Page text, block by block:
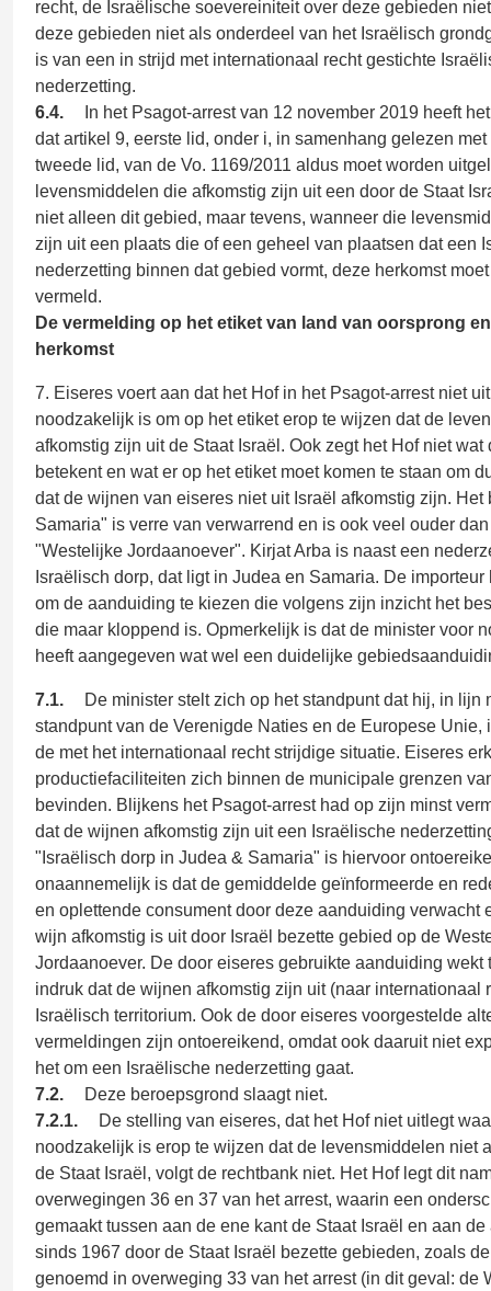
recht, de Israëlische soevereiniteit over deze gebieden
deze gebieden niet als onderdeel van het Israëlisch
is van een in strijd met internationaal recht gestichte
nederzetting.
6.4.
In het Psagot-arrest van 12 november 2019 heeft
dat artikel 9, eerste lid, onder i, in samenhang gelezen
tweede lid, van de Vo. 1169/2011 aldus moet worden
levensmiddelen die afkomstig zijn uit een door de Staat
niet alleen dit gebied, maar tevens, wanneer die
zijn uit een plaats die of een geheel van plaatsen dat een
nederzetting binnen dat gebied vormt, deze herkomst
vermeld.
De vermelding op het etiket van land van oorsprong
herkomst
7. Eiseres voert aan dat het Hof in het Psagot-arrest niet
noodzakelijk is om op het etiket erop te wijzen dat de
afkomstig zijn uit de Staat Israël. Ook zegt het Hof niet wat
betekent en wat er op het etiket moet komen te staan om
dat de wijnen van eiseres niet uit Israël afkomstig zijn. Het
Samaria" is verre van verwarrend en is ook veel ouder
"Westelijke Jordaanoever". Kirjat Arba is naast een
Israëlisch dorp, dat ligt in Judea en Samaria. De
om de aanduiding te kiezen die volgens zijn inzicht het
die maar kloppend is. Opmerkelijk is dat de minister voor
heeft aangegeven wat wel een duidelijke
7.1.
De minister stelt zich op het standpunt dat hij, in lijn
standpunt van de Verenigde Naties en de Europese Unie,
de met het internationaal recht strijdige situatie. Eiseres
productiefaciliteiten zich binnen de municipale grenzen
bevinden. Blijkens het Psagot-arrest had op zijn minst
dat de wijnen afkomstig zijn uit een Israëlische
"Israëlisch dorp in Judea & Samaria" is hiervoor
onaannemelijk is dat de gemiddelde geïnformeerde en
en oplettende consument door deze aanduiding verwacht
wijn afkomstig is uit door Israël bezette gebied op de
Jordaanoever. De door eiseres gebruikte aanduiding wekt
indruk dat de wijnen afkomstig zijn uit (naar internationaal
Israëlisch territorium. Ook de door eiseres voorgestelde
vermeldingen zijn ontoereikend, omdat ook daaruit niet
het om een Israëlische nederzetting gaat.
7.2.
Deze beroepsgrond slaagt niet.
7.2.1.
De stelling van eiseres, dat het Hof niet uitlegt
noodzakelijk is erop te wijzen dat de levensmiddelen niet
de Staat Israël, volgt de rechtbank niet. Het Hof legt dit
overwegingen 36 en 37 van het arrest, waarin een
gemaakt tussen aan de ene kant de Staat Israël en aan
sinds 1967 door de Staat Israël bezette gebieden, zoals
genoemd in overweging 33 van het arrest (in dit geval: de